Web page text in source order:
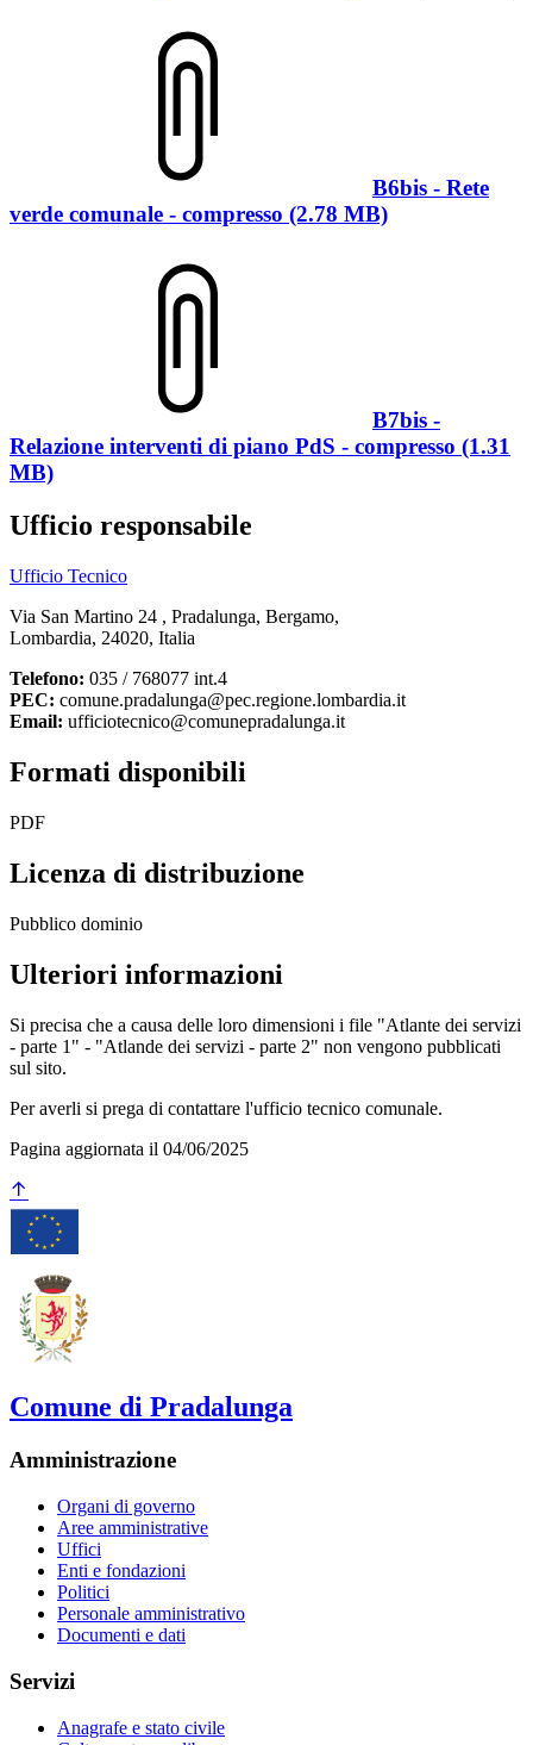
B6bis - Rete
verde comunale - compresso (2.78 MB)
B7bis -
Relazione interventi di piano PdS - compresso (1.31
MB)
Ufficio responsabile
Ufficio Tecnico
Via San Martino 24 , Pradalunga, Bergamo,
Lombardia, 24020, Italia
Telefono: 035 / 768077 int.4
PEC: comune.pradalunga@pec.regione.lombardia.it
Email: ufficiotecnico@comunepradalunga.it
Formati disponibili
PDF
Licenza di distribuzione
Pubblico dominio
Ulteriori informazioni
Si precisa che a causa delle loro dimensioni i file "Atlante dei servizi
- parte 1" - "Atlande dei servizi - parte 2" non vengono pubblicati
sul sito.
Per averli si prega di contattare l'ufficio tecnico comunale.
Pagina aggiornata il 04/06/2025
Comune di Pradalunga
Amministrazione
Organi di governo
Aree amministrative
Uffici
Enti e fondazioni
Politici
Personale amministrativo
Documenti e dati
Servizi
Anagrafe e stato civile